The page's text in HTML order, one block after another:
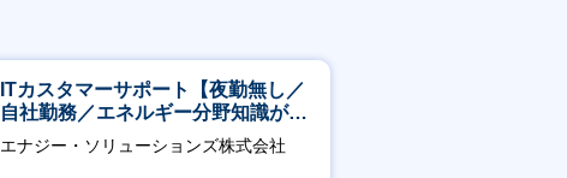
ITカスタマーサポート【夜勤無し／
自社勤務／エネルギー分野知識が身
につきます】
エナジー・ソリューションズ株式会社